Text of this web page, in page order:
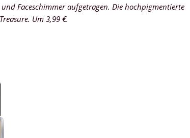
Faceschimmer aufgetragen. Die hochpigmentierte
Um 3,99 €.